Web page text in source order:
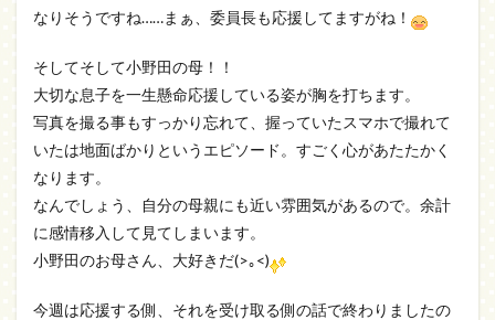
なりそうですね……まぁ、委員長も応援してますがね！
そしてそして小野田の母！！
大切な息子を一生懸命応援している姿が胸を打ちます。
写真を撮る事もすっかり忘れて、握っていたスマホで撮れて
いたは地面ばかりというエピソード。すごく心があたたかく
なります。
なんでしょう、自分の母親にも近い雰囲気があるので。余計
に感情移入して見てしまいます。
小野田のお母さん、大好きだ(>｡<)
今週は応援する側、それを受け取る側の話で終わりましたの